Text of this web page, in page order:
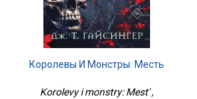
Королевы И Монстры: Месть
Korolevy i monstry: Mest' ,